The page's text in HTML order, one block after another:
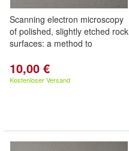
Scanning electron microscopy
of polished, slightly etched rock
surfaces: a method to
10,00 €
Kostenloser Versand